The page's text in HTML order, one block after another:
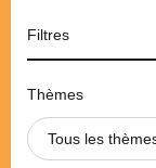
Filtres
Thèmes
Tous les